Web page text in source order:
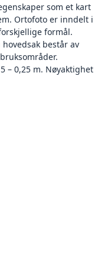
som et kart
Ortofoto er inndelt i
formål.
består av
– 0,25 m. Nøyaktighet